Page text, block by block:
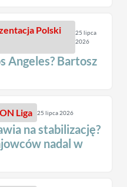
Polski
25 lipca
2026
Angeles? Bartosz
Liga 25 lipca 2026
na stabilizację?
nadal w